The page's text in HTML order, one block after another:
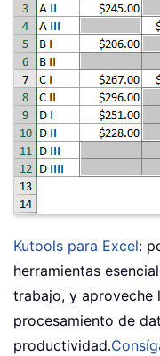
Kutools para Excel:
herramientas
trabajo, y aproveche
procesamiento de
productividad.